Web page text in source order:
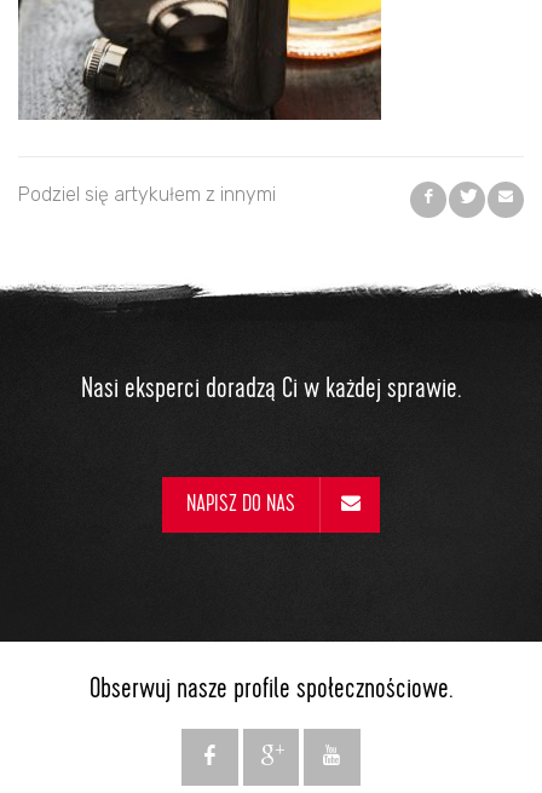
Podziel się artykułem z innymi
Nasi eksperci doradzą Ci w każdej sprawie.
NAPISZ DO NAS
Obserwuj nasze profile społecznościowe.